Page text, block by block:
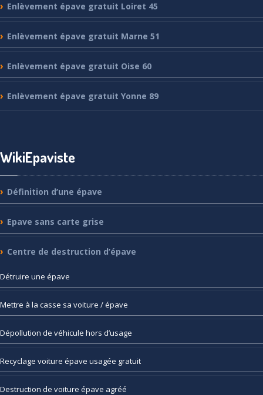
Enlèvement épave gratuit Loiret 45
Enlèvement épave gratuit Marne 51
Enlèvement épave gratuit Oise 60
Enlèvement épave gratuit Yonne 89
WikiEpaviste
Définition d’une épave
Epave sans carte grise
Centre de destruction d’épave
Détruire une épave
Mettre à la casse sa voiture / épave
Dépollution de véhicule hors d’usage
Recyclage voiture épave usagée gratuit
Destruction de voiture épave agréé